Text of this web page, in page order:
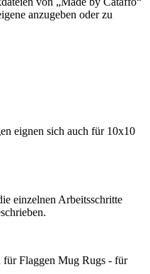
anzugeben oder zu
eignen sich auch für 10x10
einzelnen Arbeitsschritte
Flaggen Mug Rugs - für